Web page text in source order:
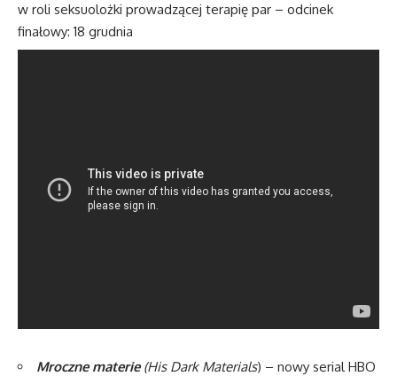
w roli seksuolożki prowadzącej terapię par – odcinek
finałowy: 18 grudnia
Mroczne materie(His Dark Materials) – nowy serial HBO